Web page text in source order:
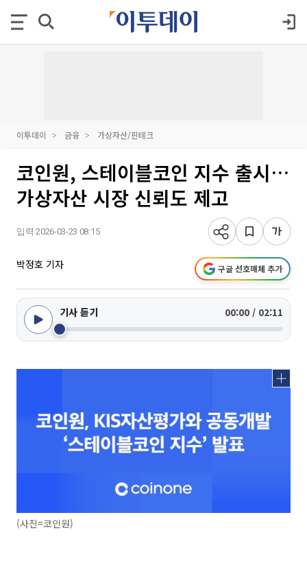
이투데이 금융 가상자산/핀테크
코인원, 스테이블코인 지수 출시…
가상자산 시장 신뢰도 제고
입력 2026-03-23 08:15
박정호 기자 구글 선호매체 추가
기사 듣기 00:00 / 02:11
(사진=코인원)